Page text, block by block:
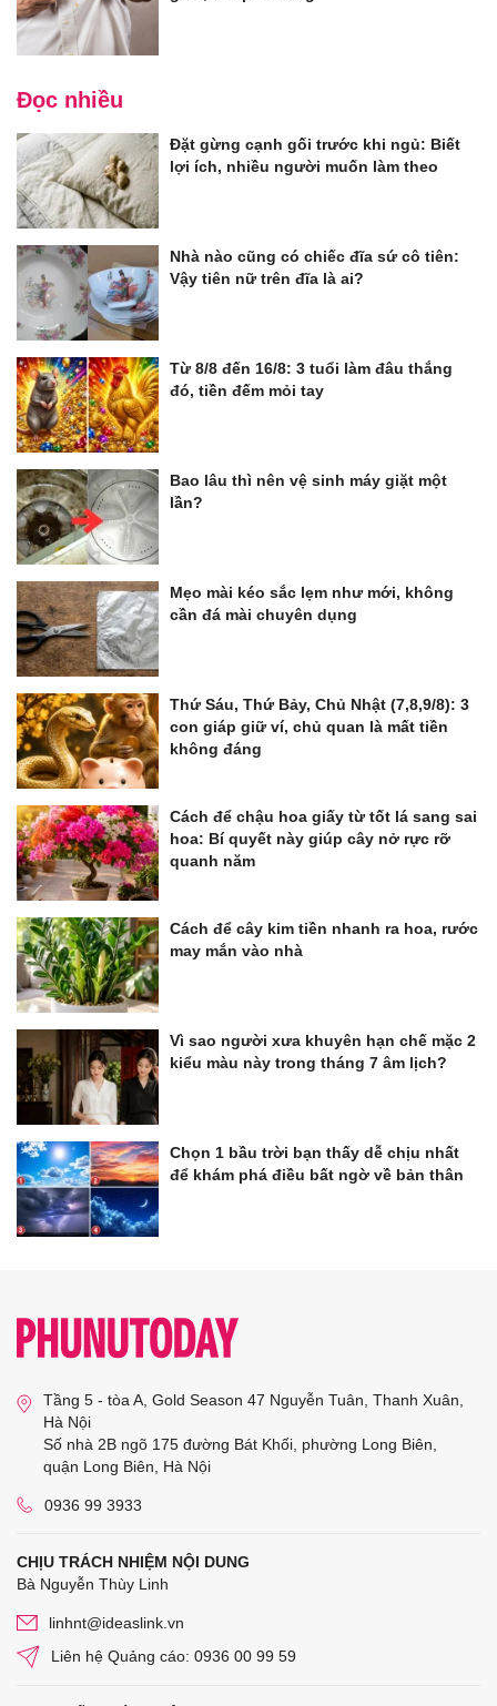
Đọc nhiều
Đặt gừng cạnh gối trước khi ngủ: Biết
lợi ích, nhiều người muốn làm theo
Nhà nào cũng có chiếc đĩa sứ cô tiên:
Vậy tiên nữ trên đĩa là ai?
Từ 8/8 đến 16/8: 3 tuổi làm đâu thắng
đó, tiền đếm mỏi tay
Bao lâu thì nên vệ sinh máy giặt một
lần?
Mẹo mài kéo sắc lẹm như mới, không
cần đá mài chuyên dụng
Thứ Sáu, Thứ Bảy, Chủ Nhật (7,8,9/8): 3
con giáp giữ ví, chủ quan là mất tiền
không đáng
Cách để chậu hoa giấy từ tốt lá sang sai
hoa: Bí quyết này giúp cây nở rực rỡ
quanh năm
Cách để cây kim tiền nhanh ra hoa, rước
may mắn vào nhà
Vì sao người xưa khuyên hạn chế mặc 2
kiểu màu này trong tháng 7 âm lịch?
Chọn 1 bầu trời bạn thấy dễ chịu nhất
để khám phá điều bất ngờ về bản thân
Tầng 5 - tòa A, Gold Season 47 Nguyễn Tuân, Thanh Xuân,
Hà Nội
Số nhà 2B ngõ 175 đường Bát Khối, phường Long Biên,
quận Long Biên, Hà Nội
0936 99 3933
CHỊU TRÁCH NHIỆM NỘI DUNG
Bà Nguyễn Thùy Linh
linhnt@ideaslink.vn
Liên hệ Quảng cáo: 0936 00 99 59